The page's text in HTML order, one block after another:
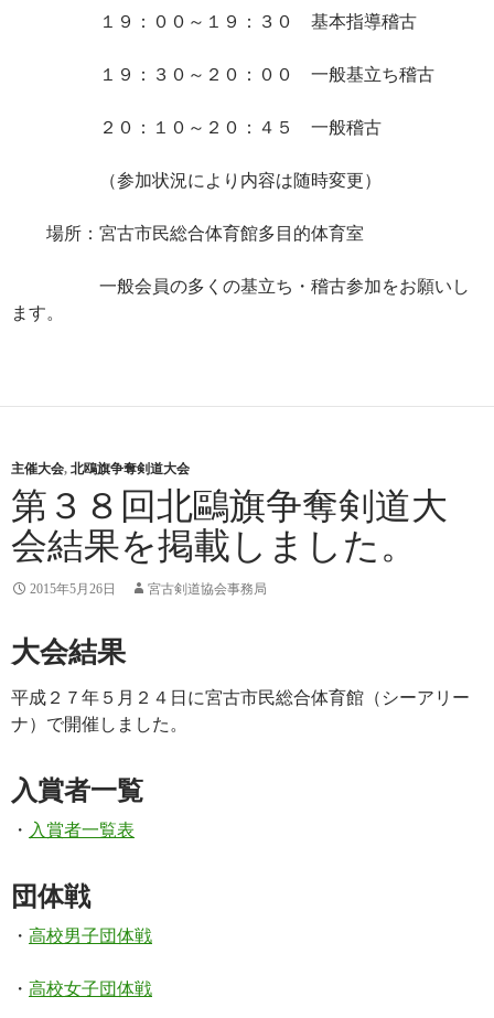
１９：００～１９：３０ 基本指導稽古
１９：３０～２０：００ 一般基立ち稽古
２０：１０～２０：４５ 一般稽古
（参加状況により内容は随時変更）
場所：宮古市民総合体育館多目的体育室
一般会員の多くの基立ち・稽古参加をお願いし
ます。
主催大会, 北鴎旗争奪剣道大会
第３８回北鷗旗争奪剣道大
会結果を掲載しました。
2015年5月26日 宮古剣道協会事務局
大会結果
平成２７年５月２４日に宮古市民総合体育館（シーアリー
ナ）で開催しました。
入賞者一覧
・ 入賞者一覧表
団体戦
・ 高校男子団体戦
・ 高校女子団体戦